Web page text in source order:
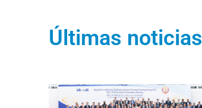
Últimas noticias